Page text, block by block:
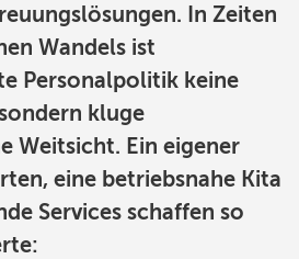
In Zeiten
Wandels ist
Personalpolitik keine
kluge
Weitsicht. Ein eigener
eine betriebsnahe Kita
Services schaffen so